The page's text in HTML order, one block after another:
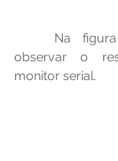
observar o
monitor serial.